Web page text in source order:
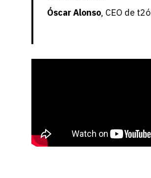
Óscar Alonso, CEO de t2ó